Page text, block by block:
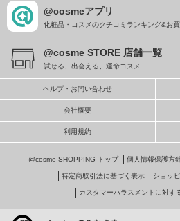
@cosmeアプリ
化粧品・コスメのクチコミランキング&お
@cosme STORE 店舗一覧
試せる、出会える、運命コスメ
ヘルプ・お問い合わせ
会社概要
利用規約
@cosme SHOPPING トップ 個人情報保護方
特定商取引法に基づく表示 ショッ
カスタマーハラスメントに対す